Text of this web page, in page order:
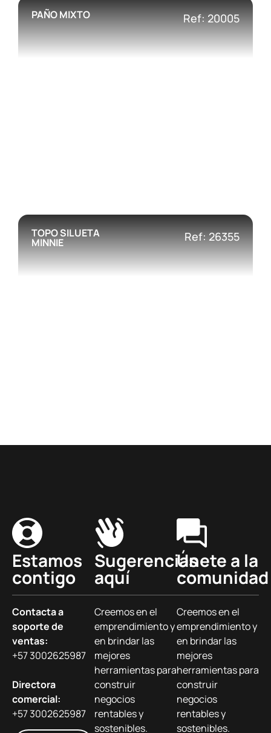
PAÑO MIXTO Ref: 20005
TOPO SILUETA
MINNIE Ref: 26355
Estamos
contigo
Contacta a
soporte de
ventas:
+57 3002625987
Directora
comercial:
+57 3002625987
Sugerencias
aquí
Creemos en el
emprendimiento y
en brindar las
mejores
herramientas para
construir
negocios
rentables y
sostenibles.
Únete a la
comunidad
Creemos en el
emprendimiento y
en brindar las
mejores
herramientas para
construir
negocios
rentables y
sostenibles.